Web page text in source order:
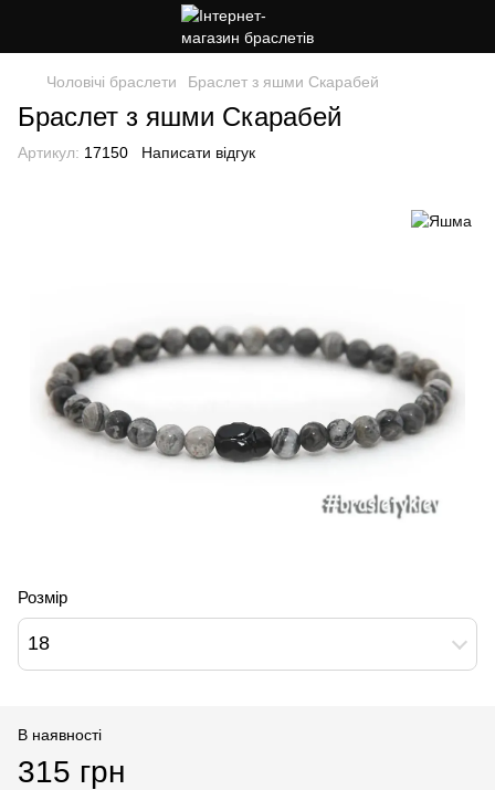
Чоловічі браслети Браслет з яшми Скарабей
Браслет з яшми Скарабей
Артикул: 17150 Написати відгук
Розмір
18
В наявності
315 грн